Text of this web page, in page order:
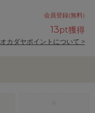
会員登録(無料)
13pt獲得
オカダヤポイントについて >